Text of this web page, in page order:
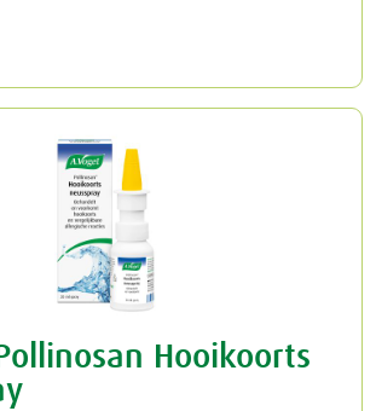
Hooikoorts